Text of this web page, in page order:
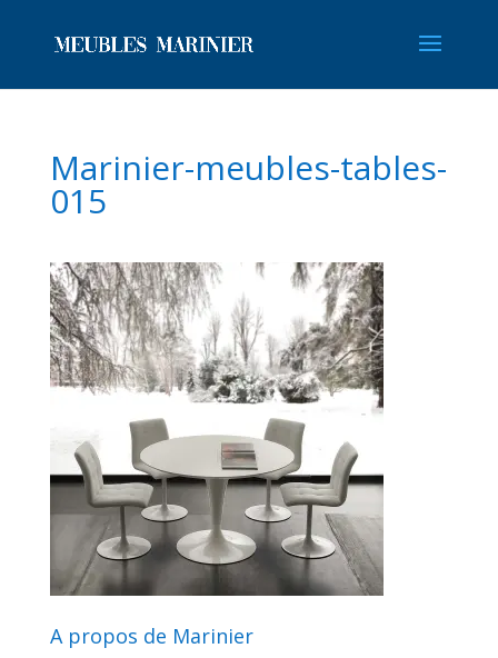
Marinier-meubles-tables-
015
A propos de Marinier